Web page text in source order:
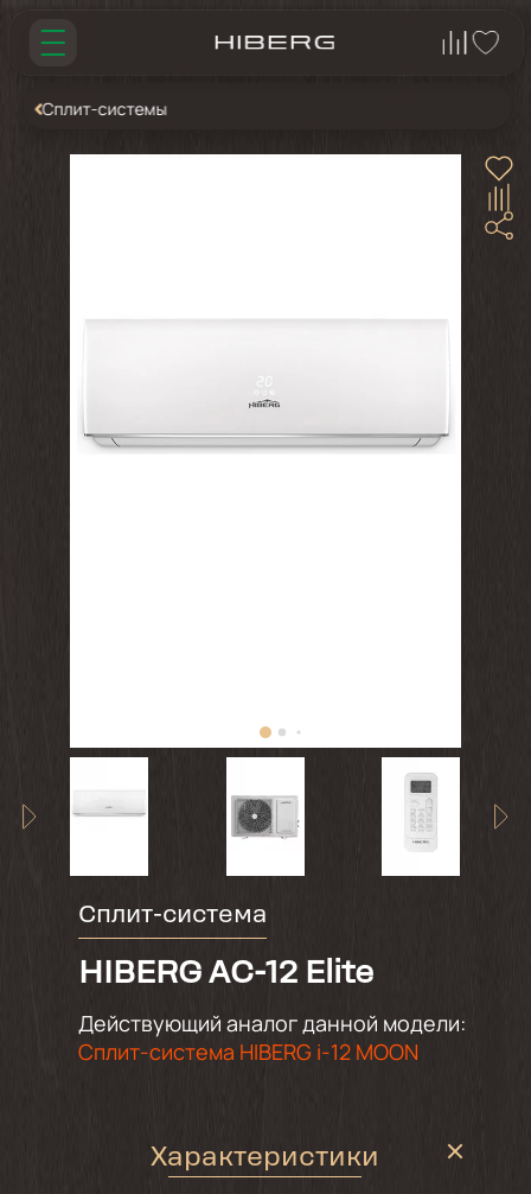
Сплит-системы
Сплит-система
HIBERG AC-12 Elite
Действующий аналог данной модели:
Сплит-система HIBERG i-12 MOON
Характеристики